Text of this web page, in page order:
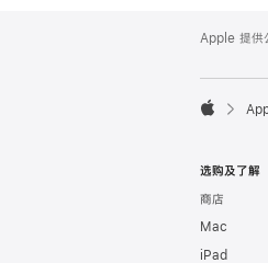
Footer
Apple 提供

选购及了解
商店
Mac
iPad